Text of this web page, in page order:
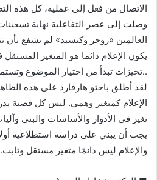
الاتصال من فعل إلى عملية، كل هذه
وصلت إلى عصر التفاعلية نهاية
العالمين «روجر وكنسيد» لم تشفع بأن
يكون الإعلام دائما هو المتغير
..تحيزات تبدأ من اختيار الموضوع
الإعلام كمتغير وهمي. ليس كل قضية
تغير في الأدوار والأساسات والبني
يجب أن يبني على دراسة استطلاعية
والإعلام ليس دائمًا متغير مستقل وثابت.